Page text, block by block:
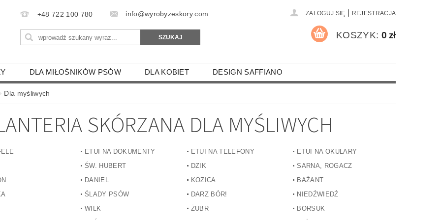
+48 722 100 780 info@wyrobyzeskory.com ZALOGUJ SIĘ REJESTRACJA
KOSZYK: 0 zł
DLA MIŁOŚNIKÓW PSÓW DLA KOBIET DESIGN SAFFIANO
SKÓRZANE
PAPUGA, ŚWINKA MORSKA PTAKI DRAPIEŻNE RZEMIEŚLNICY I STRAŹACY
BUS-TIR-TRAMWAJE
PODKŁADKI I ŁAPKI KUCHENNE MANIKIUR ROCZNICE
SKÓRZANE ETUI NA TELEFON ETUI NA OKULARY
I ZAKŁADKI DO KSIĄŻKI TECZKI SKÓRZANE FORMATU A4
Dla myśliwych
SKÓRZANA DLA MYŚLIWYCH
ETUI NA DOKUMENTY ETUI NA TELEFONY
ETUI NA OKULARY
ŚW. HUBERT DZIK
SARNA, ROGACZ
DANIEL KOZICA
BAŻANT
ŚLADY PSÓW DARZ BÓR!
NIEDŹWIEDŹ
WILK ŻUBR
BORSUK